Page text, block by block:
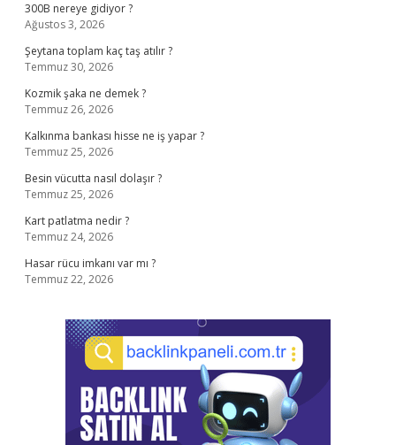
300B nereye gidiyor ?
Ağustos 3, 2026
Şeytana toplam kaç taş atılır ?
Temmuz 30, 2026
Kozmik şaka ne demek ?
Temmuz 26, 2026
Kalkınma bankası hisse ne iş yapar ?
Temmuz 25, 2026
Besin vücutta nasıl dolaşır ?
Temmuz 25, 2026
Kart patlatma nedir ?
Temmuz 24, 2026
Hasar rücu imkanı var mı ?
Temmuz 22, 2026